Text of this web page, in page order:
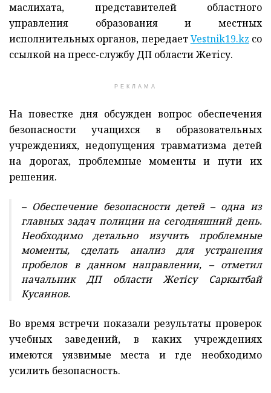
маслихата, представителей областного
управления образования и местных
исполнительных органов, передаетVestnik19.kz со
ссылкой на пресс-службу ДП областиЖетісу.
РЕКЛАМА
На повестке дня обсужден вопрос обеспечения
безопасности учащихся в образовательных
учреждениях, недопущения травматизма детей
на дорогах, проблемные моменты и пути их
решения.
– Обеспечение безопасности детей – одна из
главных задач полиции на сегодняшний день.
Необходимо детально изучить проблемные
моменты, сделать анализ для устранения
пробелов в данном направлении, – отметил
начальник ДП области Жетісу Саркытбай
Кусаинов.
Во время встречи показали результаты проверок
учебных заведений, в каких учреждениях
имеются уязвимые места и где необходимо
усилить безопасность.